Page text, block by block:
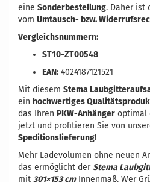
eine Sonderbestellung. Daher ist
vom Umtausch- bzw.
Vergleichsnummern:
ST10-ZT00548
EAN: 4024187121521
Mit diesem Stema
ein hochwertiges
das Ihren PKW-Anhänger optimal
jetzt und profitieren Sie von
Speditionslieferung!
Mehr Ladevolumen ohne neuen
das ermöglicht derStema
mit 301×153 cmInnenmaß. Wer